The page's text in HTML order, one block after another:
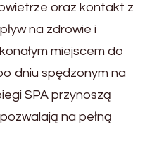
oraz kontakt z
na zdrowie i
miejscem do
dniu spędzonym na
SPA przynoszą
na pełną